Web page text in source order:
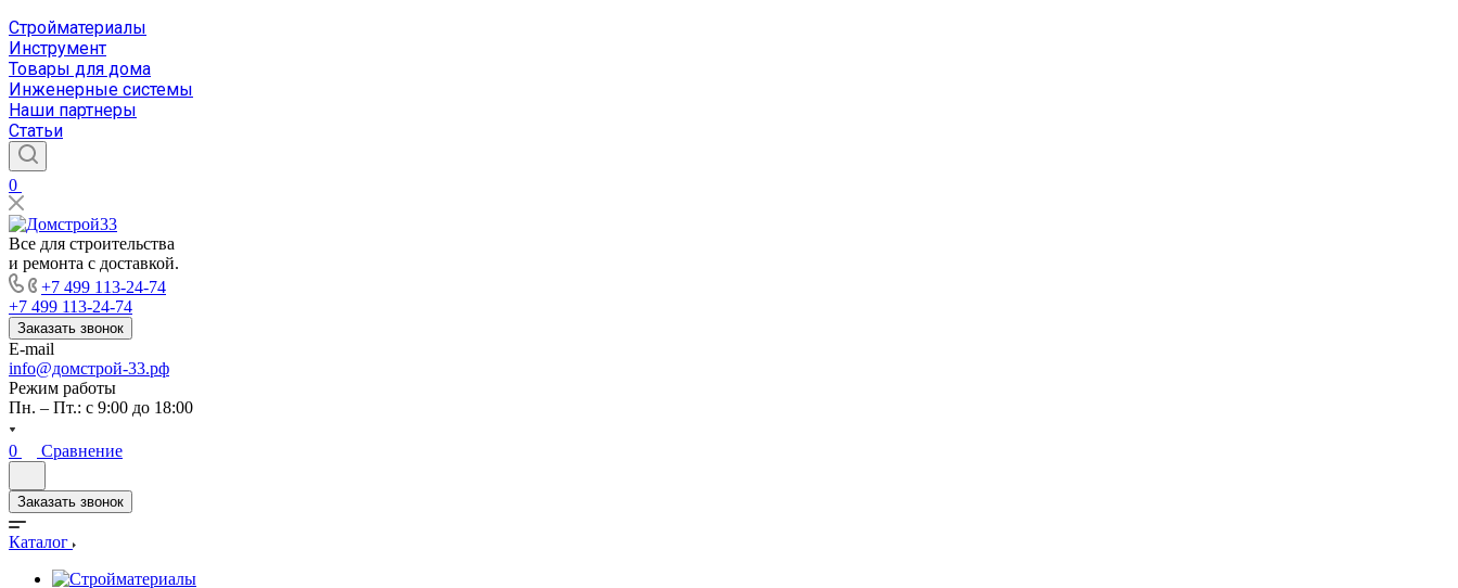
Стройматериалы
Инструмент
Товары для дома
Инженерные системы
Наши партнеры
Статьи
0
Все для строительства
и ремонта с доставкой.
+7 499 113-24-74
+7 499 113-24-74
Заказать звонок
E-mail
info@домстрой-33.рф
Режим работы
Пн. – Пт.: с 9:00 до 18:00
0 Сравнение
Заказать звонок
Каталог